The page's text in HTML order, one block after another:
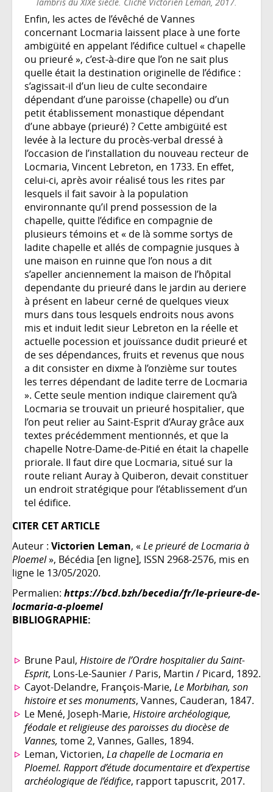
Enfin, les actes de l’évêché de Vannes
concernant Locmaria laissent place à une forte
ambigüité en appelant l’édifice cultuel « chapelle
ou prieuré », c’est-à-dire que l’on ne sait plus
quelle était la destination originelle de l’édifice :
s’agissait-il d’un lieu de culte secondaire
dépendant d’une paroisse (chapelle) ou d’un
petit établissement monastique dépendant
d’une abbaye (prieuré) ? Cette ambigüité est
levée à la lecture du procès-verbal dressé à
l’occasion de l’installation du nouveau recteur de
Locmaria, Vincent Lebreton, en 1733. En effet,
celui-ci, après avoir réalisé tous les rites par
lesquels il fait savoir à la population
environnante qu’il prend possession de la
chapelle, quitte l’édifice en compagnie de
plusieurs témoins et « de là somme sortys de
ladite chapelle et allés de compagnie jusques à
une maison en ruinne que l’on nous a dit
s’apeller anciennement la maison de l’hôpital
dependante du prieuré dans le jardin au deriere
à présent en labeur cerné de quelques vieux
murs dans tous lesquels endroits nous avons
mis et induit ledit sieur Lebreton en la réelle et
actuelle pocession et jouïssance dudit prieuré et
de ses dépendances, fruits et revenus que nous
a dit consister en dixme à l’onzième sur toutes
les terres dépendant de ladite terre de Locmaria
». Cette seule mention indique clairement qu’à
Locmaria se trouvait un prieuré hospitalier, que
l’on peut relier au Saint-Esprit d’Auray grâce aux
textes précédemment mentionnés, et que la
chapelle Notre-Dame-de-Pitié en était la chapelle
priorale. Il faut dire que Locmaria, situé sur la
route reliant Auray à Quiberon, devait constituer
un endroit stratégique pour l’établissement d’un
tel édifice.
CITER CET ARTICLE
Auteur : Victorien Leman, «Le prieuré de Locmaria à
Ploemel», Bécédia [en ligne], ISSN 2968-2576, mis en
ligne le 13/05/2020.
Permalien: https://bcd.bzh/becedia/fr/le-prieure-de-
locmaria-a-ploemel
BIBLIOGRAPHIE:
Brune Paul, Histoire de l’Ordre hospitalier du Saint-
Esprit, Lons-Le-Saunier / Paris, Martin / Picard, 1892.
Cayot-Delandre, François-Marie, Le Morbihan, son
histoire et ses monuments, Vannes, Cauderan, 1847.
Le Mené, Joseph-Marie, Histoire archéologique,
féodale et religieuse des paroisses du diocèse de
Vannes, tome 2, Vannes, Galles, 1894.
Leman, Victorien, La chapelle de Locmaria en
Ploemel. Rapport d’étude documentaire et d’expertise
archéologique de l’édifice, rapport tapuscrit, 2017.